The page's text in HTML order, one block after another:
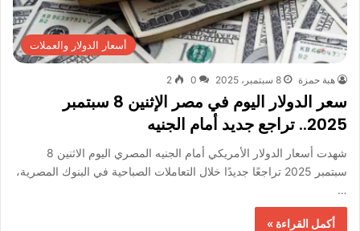
أسعار الدولار والعملات
هبة حمزة 8 سبتمبر، 2025 0
2
سعر الدولار اليوم في مصر الإثنين 8 سبتمبر
2025.. تراجع جديد أمام الجنيه
شهدت أسعار الدولار الأمريكي أمام الجنيه المصري اليوم الاثنين 8
سبتمبر 2025 تراجعًا جديدًا خلال التعاملات الصباحية في البنوك المصرية،
…
أكمل القراءة »